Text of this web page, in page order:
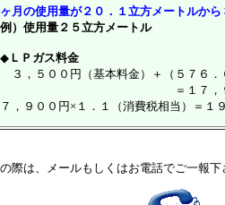
ヶ月の使用量が２０．１立方メートルか
例）使用量２５立方メートル
ＬＰガス料金
３，５００円（基本料金）＋（５７６
１７，９００（円未
７，９００円×１．１（消費税相当）＝１
際は、メールもしくはお電話でご一報